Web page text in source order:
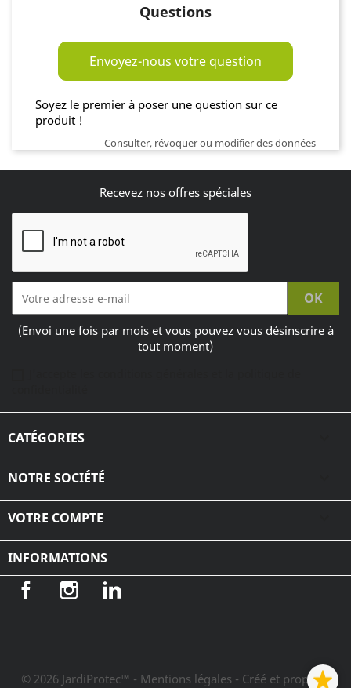
Questions
Envoyez-nous votre question
Soyez le premier à poser une question sur ce
produit !
Consulter, révoquer ou modifier des données
Recevez nos offres spéciales
(Envoi une fois par mois et vous pouvez vous désinscrire à
tout moment)
CATÉGORIES
NOTRE SOCIÉTÉ
VOTRE COMPTE
INFORMATIONS
Facebook Instagram
© 2026 JardiProtec™ - Mentions légales - Créé et propulsé